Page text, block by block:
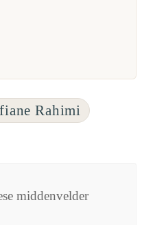
Rahimi
middenvelder